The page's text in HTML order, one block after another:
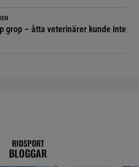
grop – åtta veterinärer kunde inte
RIDSPORT
BLOGGAR